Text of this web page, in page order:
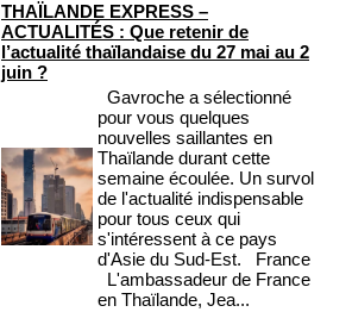
THAÏLANDE EXPRESS –
ACTUALITÉS : Que retenir de
l’actualité thaïlandaise du 27 mai au 2
juin ?
Gavroche a sélectionné
pour vous quelques
nouvelles saillantes en
Thaïlande durant cette
semaine écoulée. Un survol
de l'actualité indispensable
pour tous ceux qui
s'intéressent à ce pays
d'Asie du Sud-Est. France
L'ambassadeur de France
en Thaïlande, Jea...